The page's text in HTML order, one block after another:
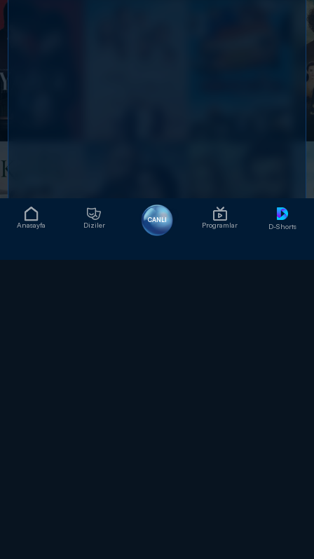
Anasayfa Diziler
CANLI
Programlar D-Shorts